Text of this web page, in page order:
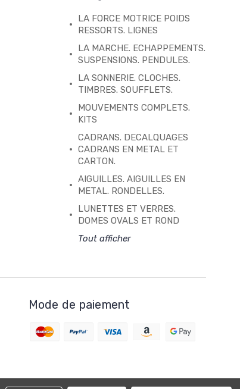
LA FORCE MOTRICE POIDS
RESSORTS. LIGNES
LA MARCHE. ECHAPPEMENTS.
SUSPENSIONS. PENDULES.
LA SONNERIE. CLOCHES.
TIMBRES. SOUFFLETS.
MOUVEMENTS COMPLETS.
KITS
CADRANS. DECALQUAGES
CADRANS EN METAL ET
CARTON.
AIGUILLES. AIGUILLES EN
METAL. RONDELLES.
LUNETTES ET VERRES.
DOMES OVALS ET ROND
Tout afficher
Mode de paiement